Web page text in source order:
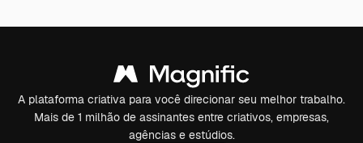
A plataforma criativa para você direcionar seu melhor trabalho.
Mais de 1 milhão de assinantes entre criativos, empresas,
agências e estúdios.